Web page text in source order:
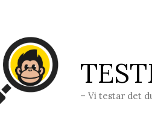
– Vi testar det